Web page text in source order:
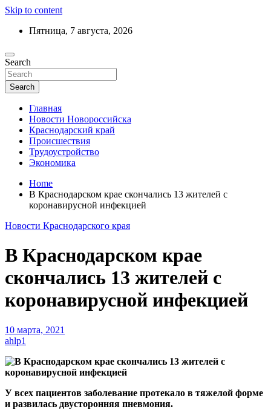
Skip to content
Пятница, 7 августа, 2026
Актуальные новости Новороссийска и
Краснодарского края
Ежедневный дайджест событий региона
Search
Search
Главная
Новости Новороссийска
Краснодарский край
Происшествия
Трудоустройство
Экономика
Home
В Краснодарском крае скончались 13 жителей с
коронавирусной инфекцией
Новости Краснодарского края
В Краснодарском крае
скончались 13 жителей с
коронавирусной инфекцией
10 марта, 2021
ahlp1
У всех пациентов заболевание протекало в тяжелой форме
и развилась двусторонняя пневмония.